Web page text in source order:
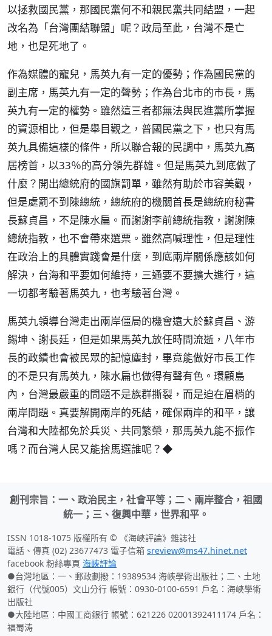
以拯救國民黨，那國民黨何不和親民黨共同結盟，一起
改名為「台灣團結聯盟」呢？政局至此，台灣不是亡
地，也是死地了。
作為媒體的寵兒，馬英九有一定的優勢；作為國民黨的
副主席，馬英九有一定的聲勢；作為台北市的市長，馬
英九有一定的權勢。雖然這三者都無法與民進黨所掌握
的資源相比，但是舉目觀之，普國民黨之下，也只有馬
英九具備這樣的條件，所以聯合報的民調中，馬英九高
居榜首，以33％的高分領先群雄。但是馬英九到底做了
什麼？開出總統府的國旗罰單，雖然有助於市容美觀，
但是處罰不到陳總統，總統府的機關首長是總統府秘書
長蘇貞昌，不是陳水扁。而謝謝李前總統指教，謝謝陳
總統指教，也不會帶來選票。雖然高喊理性，但是理性
在政治上的具體實踐會是什麼，到底兩岸關係應該如何
解決，台海和平要如何維持，三通要不要擴大進行，這
一切都考驗著馬英九，也考驗著台灣。
馬英九領導台灣走出兩岸僵局的機會遠大於蘇貞昌、游
錫坤、謝長廷，但是如果馬英九放任時間流逝，八年市
長的政績也會被民眾的記憶塵封，畢竟能做好市長工作
的不是只有馬英九，陳水扁也做得有聲有色。環顧島
內，台灣最嚴重的問題不是族群撕裂，而是迫在眉梢的
兩岸問題。真要解開兩岸的死結，確保兩岸的和平，讓
台灣和大陸都免於兵災、共同繁榮，那馬英九能不振作
嗎？而台灣人民又能捨馬選誰呢？◆
創刊宗旨：一、政治民主，社會平等；二、兩岸整合，祖國
統一；三、復興中華，世界和平。
ISSN 1018-1075 版權所有 © 《海峽評論》雜誌社
電話、傳真 (02) 23677473 電子信箱 sreview@ms47.hinet.net
facebook 粉絲專頁 海峽評論
●台灣地區：一、郵政劃撥：19389534 海峽學術出版社；二、土地
銀行（代號005）文山分行 帳號：0930-0100-6591 戶名：海峽學術
出版社
●大陸地區：中國工商銀行 帳號：621226 02001392411174 戶名：
福蜀涛